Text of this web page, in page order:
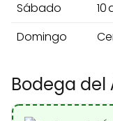
Sábado
10
Domingo
Bodega del